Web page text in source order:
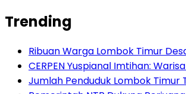
Trending
Ribuan Warga Lombok Timur
CERPEN Yuspianal Imtihan:
Jumlah Penduduk Lombok Timur